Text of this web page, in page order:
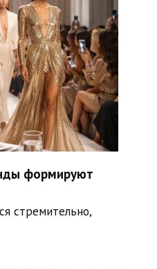
формируют
стремительно,